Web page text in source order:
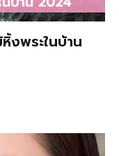
งพระในบ้าน